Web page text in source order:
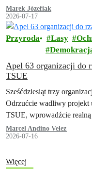
swoją obietnicę z umowy
Marek Józefiak
2026-07-17
Przyroda Lasy
Apel 63 organizacji do
TSUE
Sześćdziesiąt trzy
Odrzućcie wadliwy projekt
TSUE, wprowadźcie realną
Marcel Andino Velez
2026-07-16
Więcej